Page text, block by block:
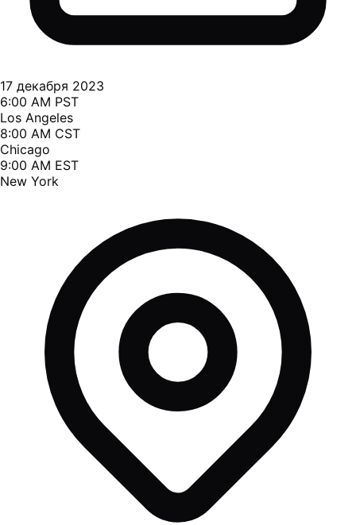
17 декабря 2023
6:00 AM PST
Los Angeles
8:00 AM CST
Chicago
9:00 AM EST
New York